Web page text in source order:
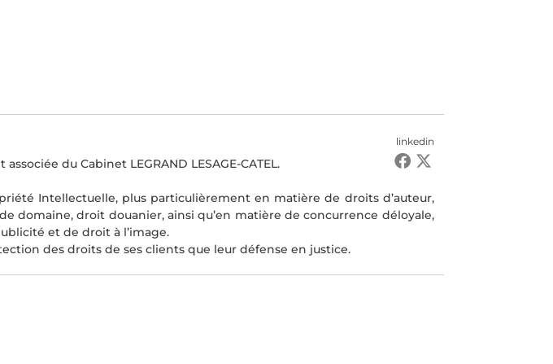
linkedin
du Cabinet LEGRAND LESAGE-CATEL.
Intellectuelle, plus particulièrement en matière de droits d’auteur,
domaine, droit douanier, ainsi qu’en matière de concurrence déloyale,
et de droit à l’image.
des droits de ses clients que leur défense en justice.